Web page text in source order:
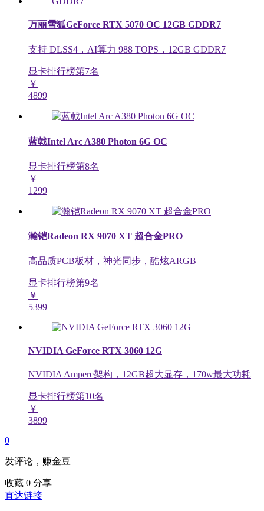
万丽雪狐GeForce RTX 5070 OC 12GB GDDR7
支持 DLSS4，AI算力 988 TOPS，12GB GDDR7
显卡排行榜第7名
￥
4899
蓝戟Intel Arc A380 Photon 6G OC
显卡排行榜第8名
￥
1299
瀚铠Radeon RX 9070 XT 超合金PRO
高品质PCB板材，神光同步，酷炫ARGB
显卡排行榜第9名
￥
5399
NVIDIA GeForce RTX 3060 12G
NVIDIA Ampere架构，12GB超大显存，170w最大功耗
显卡排行榜第10名
￥
3899
0
发评论，赚金豆
收藏 0 分享
直达链接